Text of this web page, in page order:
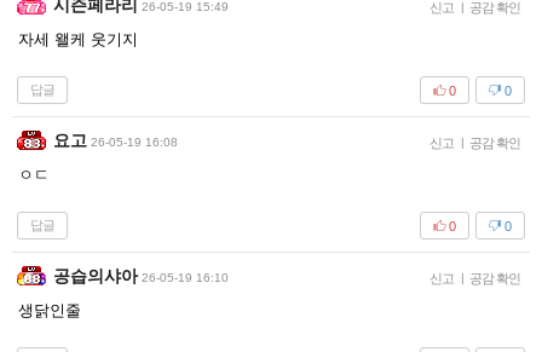
시즌페라리 26-05-19 15:49 신고 공감 확인
자세 왤케 웃기지
답글 0
0
요고 26-05-19 16:08 신고 공감 확인
ㅇㄷ
답글 0
0
공습의샤아 26-05-19 16:10 신고 공감 확인
생닭인줄